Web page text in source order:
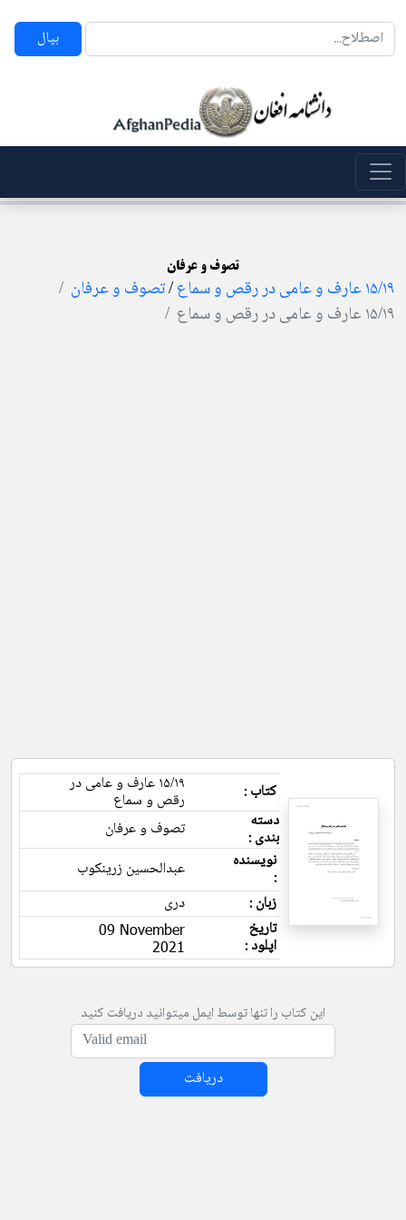
بپال
تصوف و عرفان
۱۵/۱۹ عارف و عامی در رقص و سماع /تصوف و عرفان
۱۵/۱۹ عارف و عامی در رقص و سماع
کتاب : ۱۵/۱۹ عارف و عامی در
رقص و سماع
دسته
بندی :
تصوف و عرفان
نویسنده
:
عبدالحسین زرینکوب
زبان :
دری
تاریخ
اپلود :
09 November
2021
این کتاب را تنها توسط ایمل میتوانید دریافت کنید
دریافت